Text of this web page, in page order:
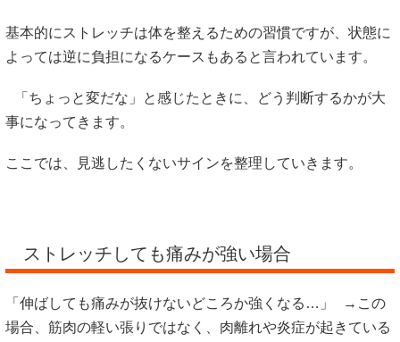
基本的にストレッチは体を整えるための習慣ですが、状態に
よっては逆に負担になるケースもあると言われています。
「ちょっと変だな」と感じたときに、どう判断するかが大
事になってきます。
ここでは、見逃したくないサインを整理していきます。
ストレッチしても痛みが強い場合
「伸ばしても痛みが抜けないどころか強くなる…」 →この
場合、筋肉の軽い張りではなく、肉離れや炎症が起きている